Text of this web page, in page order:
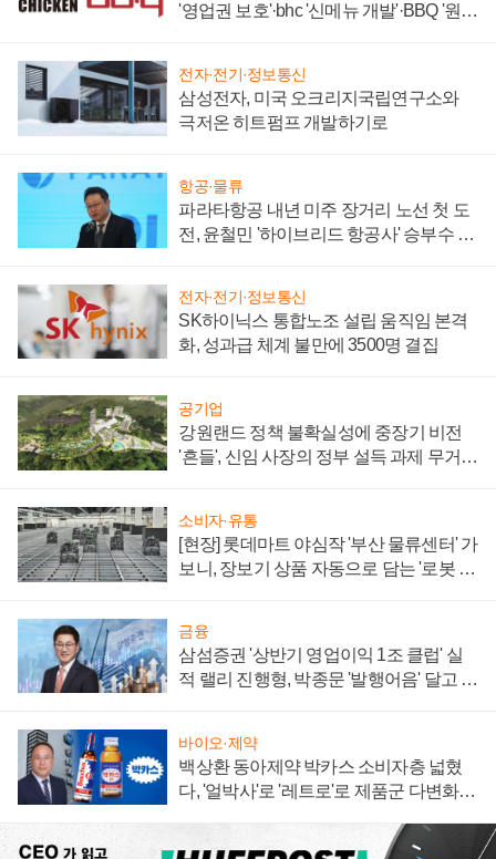
'영업권 보호'·bhc '신메뉴 개발'·BBQ '원가
전자·전기·정보통신
삼성전자, 미국 오크리지국립연구소와
극저온 히트펌프 개발하기로
항공·물류
파라타항공 내년 미주 장거리 노선 첫 도
전, 윤철민 '하이브리드 항공사' 승부수 통
전자·전기·정보통신
SK하이닉스 통합노조 설립 움직임 본격
화, 성과급 체계 불만에 3500명 결집
공기업
강원랜드 정책 불확실성에 중장기 비전
'흔들', 신임 사장의 정부 설득 과제 무거워
소비자·유통
[현장] 롯데마트 야심작 '부산 물류센터' 가
보니, 장보기 상품 자동으로 담는 '로봇 40
금융
삼섬증권 '상반기 영업이익 1조 클럽' 실
적 랠리 진행형, 박종문 '발행어음' 달고 연
바이오·제약
백상환 동아제약 박카스 소비자층 넓혔
다, '얼박사'로 '레트로'로 제품군 다변화